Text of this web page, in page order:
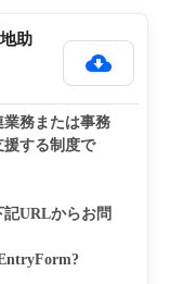
助
務または事務
援する制度で
URLからお問